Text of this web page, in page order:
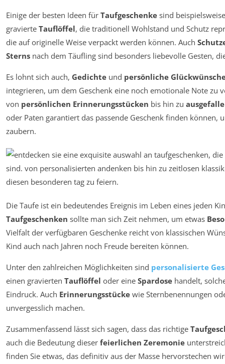
Einige der besten Ideen für Taufgeschenke sind
gravierte Tauflöffel, die traditionell Wohlstand und Schutz
die auf originelle Weise verpackt werden können. Auch
Sterns nach dem Täufling sind besonders liebevolle Gesten,
Es lohnt sich auch, Gedichte und persönliche
integrieren, um dem Geschenk eine noch emotionale Note zu
von persönlichen Erinnerungsstücken bis hin zu
oder Paten garantiert das passende Geschenk finden können,
zaubern.
Die Taufe ist ein bedeutendes Ereignis im Leben eines jeden
Taufgeschenken sollte man sich Zeit nehmen, um etwas
Vielfalt der verfügbaren Geschenke reicht von klassischen
Kind auch nach Jahren noch Freude bereiten können.
Unter den zahlreichen Möglichkeiten sind personalisierte
einen gravierten Tauflöffel oder eine Spardose handelt,
Eindruck. Auch Erinnerungsstücke wie Sternbenennungen
unvergesslich machen.
Zusammenfassend lässt sich sagen, dass das richtige
auch die Bedeutung dieser feierlichen Zeremonie
finden Sie etwas, das definitiv aus der Masse hervorstechen